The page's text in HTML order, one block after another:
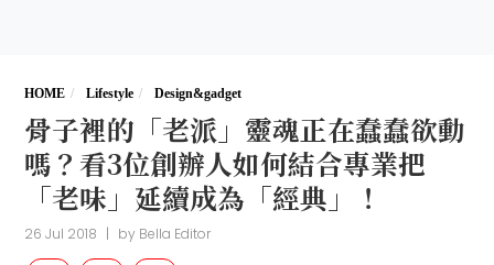
HOME Lifestyle Design&gadget
骨子裡的「老派」靈魂正在蠢蠢欲動
嗎？看3位創辦人如何結合專業把
「老味」延續成為「經典」！
26 Jul 2018 | by Bella Editor